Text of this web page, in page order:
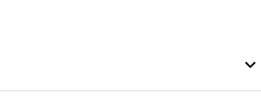
keyboard_arrow_down